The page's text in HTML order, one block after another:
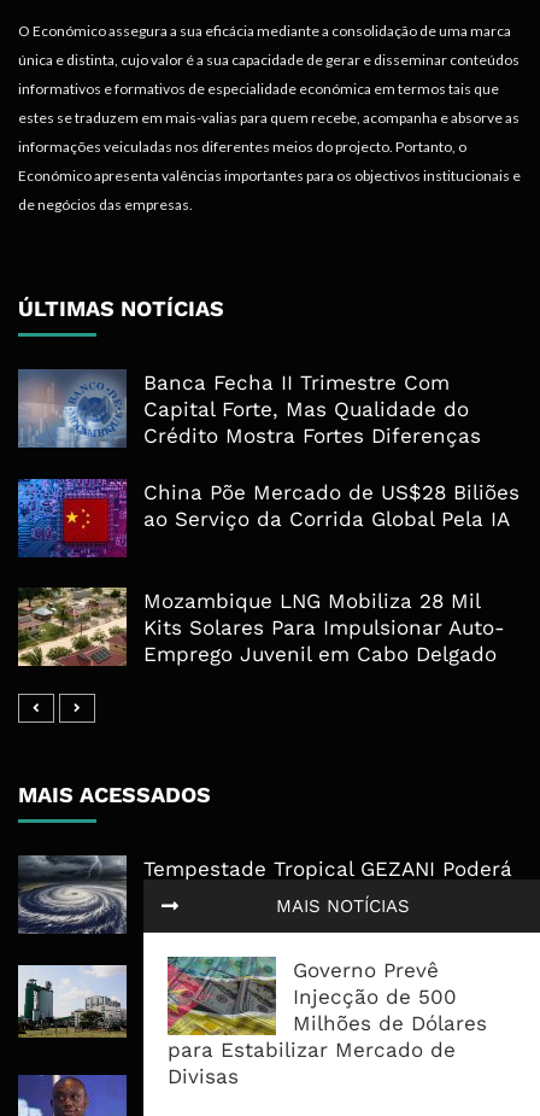
MAIS NOTÍCIAS
Governo Prevê
Injecção de 500
Milhões de Dólares
para Estabilizar Mercado de
Divisas
O Económico assegura a sua eficácia mediante a consolidação de uma marca
única e distinta, cujo valor é a sua capacidade de gerar e disseminar conteúdos
informativos e formativos de especialidade económica em termos tais que
estes se traduzem em mais-valias para quem recebe, acompanha e absorve as
informações veiculadas nos diferentes meios do projecto. Portanto, o
Económico apresenta valências importantes para os objectivos institucionais e
de negócios das empresas.
ÚLTIMAS NOTÍCIAS
Banca Fecha II Trimestre Com
Capital Forte, Mas Qualidade do
Crédito Mostra Fortes Diferenças
China Põe Mercado de US$28 Biliões
ao Serviço da Corrida Global Pela IA
Mozambique LNG Mobiliza 28 Mil
Kits Solares Para Impulsionar Auto-
Emprego Juvenil em Cabo Delgado
MAIS ACESSADOS
Tempestade Tropical GEZANI Poderá
Afectar Mais De Um Milhão De
Pessoas No Centro E Sul ...
Governo admite nova operadora
para a Mozal após suspensão das
operações
CEO do Standard Bank pede ao